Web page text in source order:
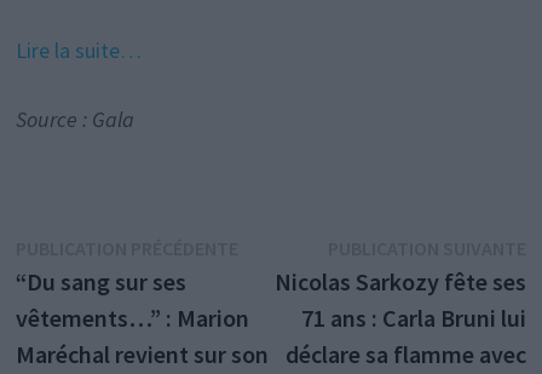
Lire la suite…
Source : Gala
de
l’article
précédente :
“Du sang sur ses
vêtements…” : Marion
Maréchal revient sur son
Nicolas Sarkozy fête ses
71 ans : Carla Bruni lui
déclare sa flamme avec